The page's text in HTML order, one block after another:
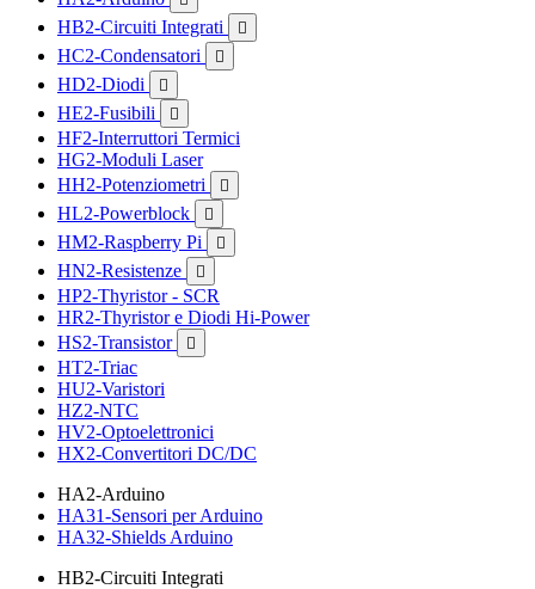
HB2-Circuiti Integrati 
HC2-Condensatori 
HD2-Diodi 
HE2-Fusibili 
HF2-Interruttori Termici
HG2-Moduli Laser
HH2-Potenziometri

HL2-Powerblock 
HM2-Raspberry Pi 
HN2-Resistenze 
HP2-Thyristor - SCR
HR2-Thyristor e Diodi Hi-Power
HS2-Transistor

HT2-Triac
HU2-Varistori
HZ2-NTC
HV2-Optoelettronici
HX2-Convertitori DC/DC
HA2-Arduino
HA31-Sensori per Arduino
HA32-Shields Arduino
HB2-Circuiti Integrati